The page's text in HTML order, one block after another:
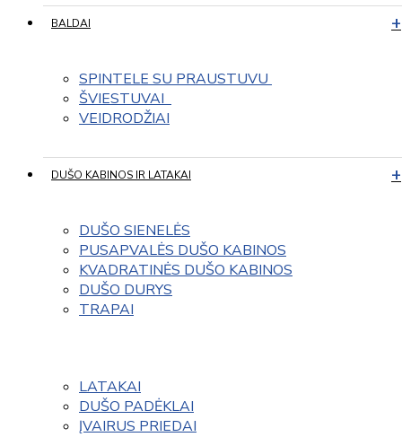
BALDAI
SPINTELE SU PRAUSTUVU
ŠVIESTUVAI
VEIDRODŽIAI
DUŠO KABINOS IR LATAKAI
DUŠO SIENELĖS
PUSAPVALĖS DUŠO KABINOS
KVADRATINĖS DUŠO KABINOS
DUŠO DURYS
TRAPAI
LATAKAI
DUŠO PADĖKLAI
ĮVAIRUS PRIEDAI